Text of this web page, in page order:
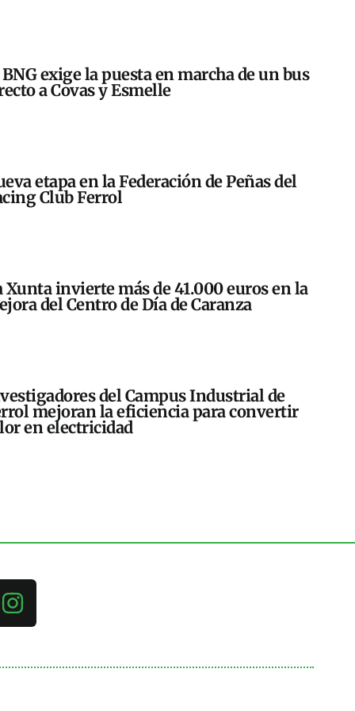
exige la puesta en marcha de un bus
a Covas y Esmelle
etapa en la Federación de Peñas del
Club Ferrol
Xunta invierte más de 41.000 euros en la
del Centro de Día de Caranza
del Campus Industrial de
mejoran la eficiencia para convertir
en electricidad